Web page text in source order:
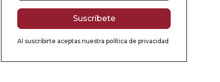
Al suscribirte aceptas nuestrapolítica de privacidad